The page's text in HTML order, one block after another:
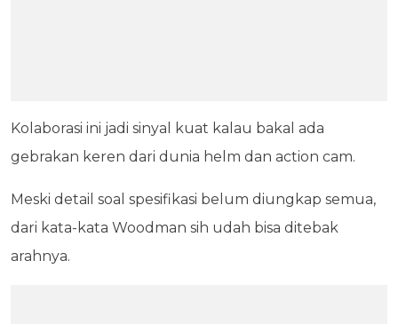
Kolaborasi ini jadi sinyal kuat kalau bakal ada
gebrakan keren dari dunia helm dan action cam.
Meski detail soal spesifikasi belum diungkap semua,
dari kata-kata Woodman sih udah bisa ditebak
arahnya.